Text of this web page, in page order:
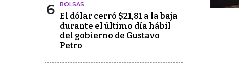
6 BOLSAS
El dólar cerró $21,81 a la baja
durante el último día hábil
del gobierno de Gustavo
Petro